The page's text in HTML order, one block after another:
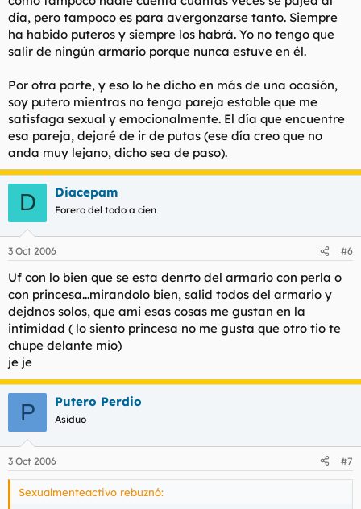
día, pero tampoco es para avergonzarse tanto. Siempre
ha habido puteros y siempre los habrá. Yo no tengo que
salir de ningún armario porque nunca estuve en él.
Por otra parte, y eso lo he dicho en más de una ocasión,
soy putero mientras no tenga pareja estable que me
satisfaga sexual y emocionalmente. El día que encuentre
esa pareja, dejaré de ir de putas (ese día creo que no
anda muy lejano, dicho sea de paso).
D Diacepam
Forero del todo a cien
3 Oct 2006 #6
Uf con lo bien que se esta denrto del armario con perla o
con princesa...mirandolo bien, salid todos del armario y
dejdnos solos, que ami esas cosas me gustan en la
intimidad ( lo siento princesa no me gusta que otro tio te
chupe delante mio)
je je
P Putero Perdio
Asiduo
3 Oct 2006 #7
Sexualmenteactivo rebuznó: